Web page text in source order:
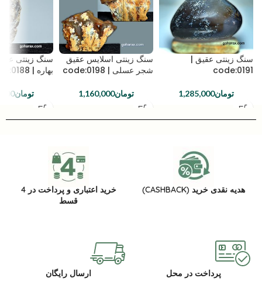
سنگ زینتی عقیق |
code:0191
تومان1,285,000
سنگ زینتی اسلایس عقیق
شجر عسلی | code:0198
تومان1,160,000
سنگ زینتی
بهاره | code:0188
تومان
هدیه نقدی خرید (CASHBACK)
خرید اعتباری و پرداخت در 4
قسط
پرداخت در محل ارسال رایگان